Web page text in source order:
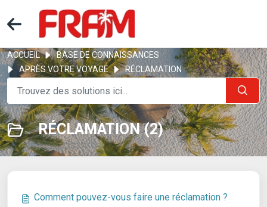
ACCUEIL
BASE DE CONNAISSANCES
APRÈS VOTRE VOYAGE
RÉCLAMATION
RÉCLAMATION (2)
Comment pouvez-vous faire une réclamation ?